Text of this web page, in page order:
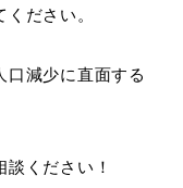
ださい。
口減少に直面する
ください！